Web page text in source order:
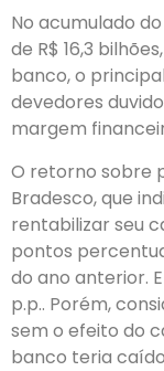
No acumulado
de R$ 16,3
banco, o
devedores
margem
O retorno sobre
Bradesco, que
rentabilizar seu
pontos
do ano anterior.
p.p.. Porém,
sem o efeito do
banco teria